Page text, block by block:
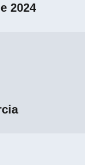
2024